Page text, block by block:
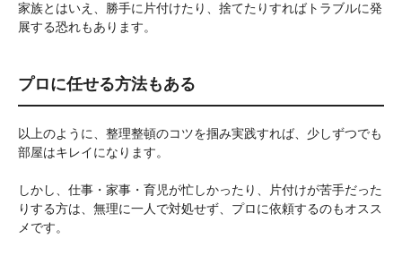
家族とはいえ、勝手に片付けたり、捨てたりすればトラブルに発
展する恐れもあります。
プロに任せる方法もある
以上のように、整理整頓のコツを掴み実践すれば、少しずつでも
部屋はキレイになります。
しかし、仕事・家事・育児が忙しかったり、片付けが苦手だった
りする方は、無理に一人で対処せず、プロに依頼するのもオスス
メです。